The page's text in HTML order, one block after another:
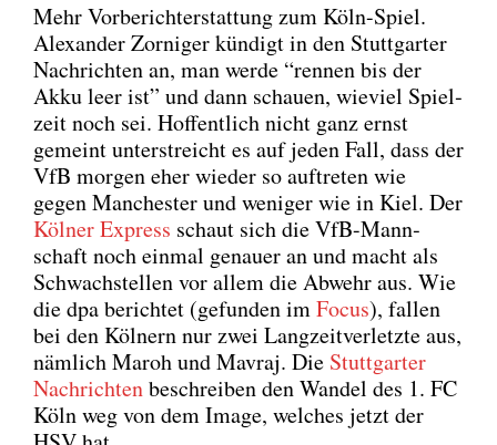
Mehr Vor­be­richt­erstat­tung zum Köln-Spiel.
Alex­an­der Zor­ni­ger kün­digt in den Stutt­gar­ter
Nach­rich­ten an, man wer­de “ren­nen bis der
Akku leer ist” und dann schau­en, wie­viel Spiel­
zeit noch sei. Hof­fent­lich nicht ganz ernst
gemeint unter­streicht es auf jeden Fall, dass der
VfB mor­gen eher wie­der so auf­tre­ten wie
gegen Man­ches­ter und weni­ger wie in Kiel. Der
Köl­ner Express schaut sich die VfB-Mann­
schaft noch ein­mal genau­er an und macht als
Schwach­stel­len vor allem die Abwehr aus. Wie
die dpa berich­tet (gefun­den imFocus), fal­len
bei den Köl­nern nur zwei Lang­zeit­ver­letz­te aus,
näm­lich Maroh und Mav­raj. Die Stutt­gar­ter
Nach­rich­tenbeschrei­ben den Wan­del des 1. FC
Köln weg von dem Image, wel­ches jetzt der